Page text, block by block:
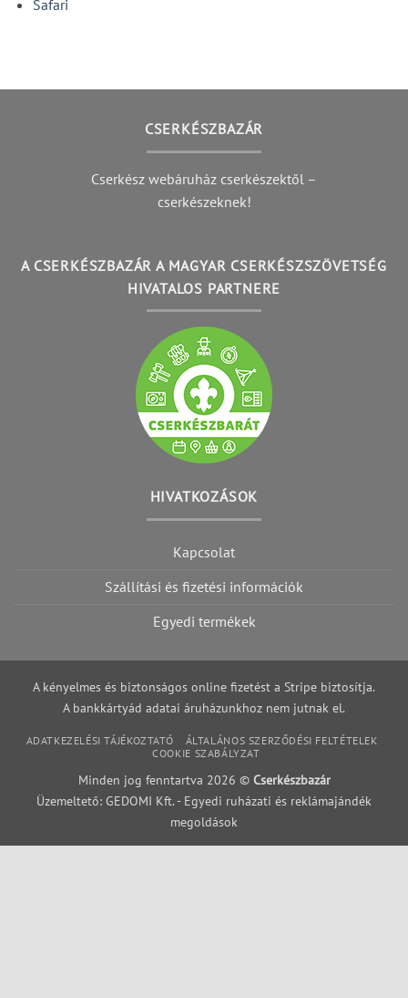
Safari
CSERKÉSZBAZÁR
Cserkész webáruház cserkészektől –
cserkészeknek!
A CSERKÉSZBAZÁR A MAGYAR CSERKÉSZSZÖVETSÉG
HIVATALOS PARTNERE
HIVATKOZÁSOK
Kapcsolat
Szállítási és fizetési információk
Egyedi termékek
A kényelmes és biztonságos online fizetést a Stripe biztosítja.
A bankkártyád adatai áruházunkhoz nem jutnak el.
ADATKEZELÉSI TÁJÉKOZTATÓ
ÁLTALÁNOS SZERZŐDÉSI FELTÉTELEK
COOKIE SZABÁLYZAT
Minden jog fenntartva 2026 © Cserkészbazár
Üzemeltető: GEDOMI Kft. - Egyedi ruházati és reklámajándék
megoldások